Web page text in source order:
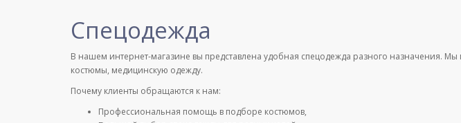
Спецодежда
В нашем интернет-магазине вы представлена удобная спецодежда разного назначения.
костюмы, медицинскую одежду.
Почему клиенты обращаются к нам:
Профессиональная помощь в подборе костюмов,